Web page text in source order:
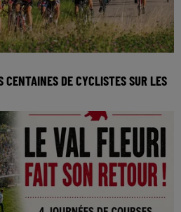
DE CYCLISTES SUR LES